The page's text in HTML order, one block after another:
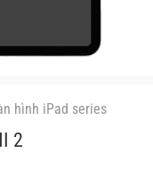
hình iPad series
2